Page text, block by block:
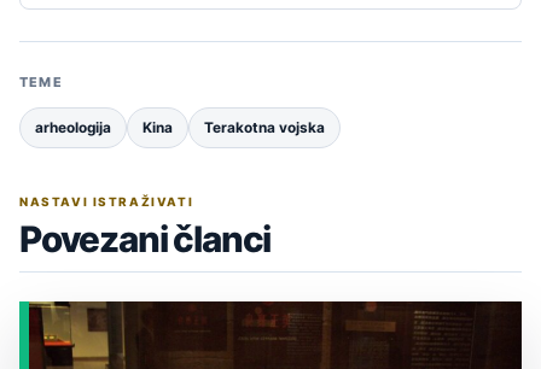
TEME
arheologija Kina Terakotna vojska
NASTAVI ISTRAŽIVATI
Povezani članci